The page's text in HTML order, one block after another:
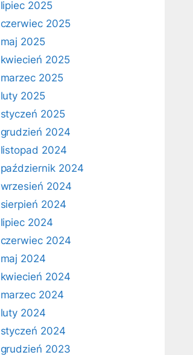
lipiec 2025
czerwiec 2025
maj 2025
kwiecień 2025
marzec 2025
luty 2025
styczeń 2025
grudzień 2024
listopad 2024
październik 2024
wrzesień 2024
sierpień 2024
lipiec 2024
czerwiec 2024
maj 2024
kwiecień 2024
marzec 2024
luty 2024
styczeń 2024
grudzień 2023